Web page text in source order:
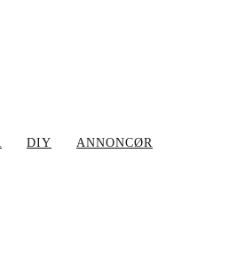
DIY ANNONCØR